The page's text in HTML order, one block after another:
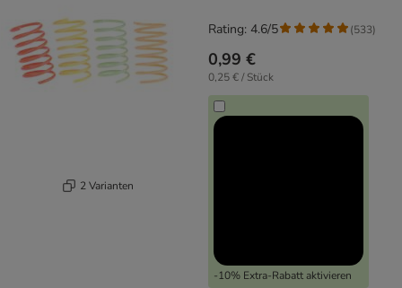
2 Varianten
0,99 €
0,25 € / Stück
-10% Extra-Rabatt aktivieren
Rating: 4.6/5 (533)